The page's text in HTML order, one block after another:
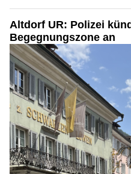
Altdorf UR: Polizei
Begegnungszone an